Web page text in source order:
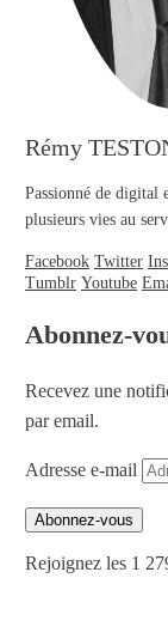
Rémy
Passionné de digital
plusieurs vies au
Facebook Twitter
Tumblr Youtube
Abonnez-
Recevez une
par email.
Adresse e-mail
Abonnez-vous
Rejoignez les 1